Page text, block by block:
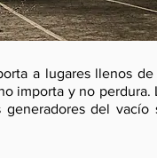
a lugares llenos de
importa y no perdura.
generadores del